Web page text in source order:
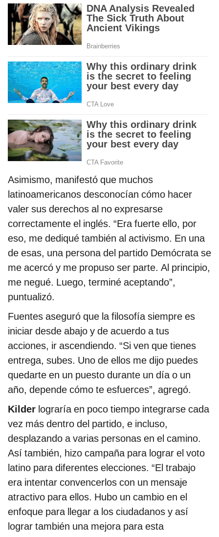
Asimismo, manifestó que muchos
latinoamericanos desconocían cómo hacer
valer sus derechos al no expresarse
correctamente el inglés. “Era fuerte ello, por
eso, me dediqué también al activismo. En una
de esas, una persona del partido Demócrata se
me acercó y me propuso ser parte. Al principio,
me negué. Luego, terminé aceptando”,
puntualizó.
Fuentes aseguró que la filosofía siempre es
iniciar desde abajo y de acuerdo a tus
acciones, ir ascendiendo. “Si ven que tienes
entrega, subes. Uno de ellos me dijo puedes
quedarte en un puesto durante un día o un
año, depende cómo te esfuerces”, agregó.
Kilder lograría en poco tiempo integrarse cada
vez más dentro del partido, e incluso,
desplazando a varias personas en el camino.
Así también, hizo campaña para lograr el voto
latino para diferentes elecciones. “El trabajo
era intentar convencerlos con un mensaje
atractivo para ellos. Hubo un cambio en el
enfoque para llegar a los ciudadanos y así
lograr también una mejora para esta